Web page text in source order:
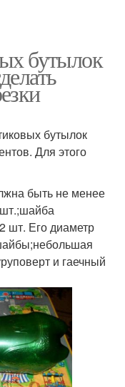
бутылок
бутылок
Для этого
быть не менее
шт. Его диаметр
и гаечный